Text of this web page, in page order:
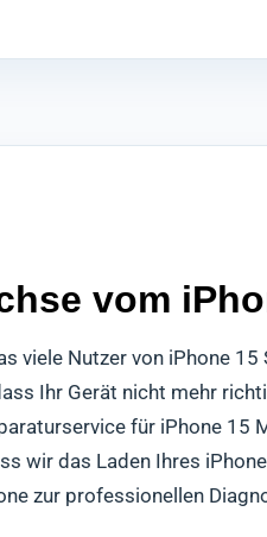
vom
viele Nutzer von iPhone
Ihr Gerät nicht mehr
für iPhone 15
wir das Laden Ihres
zur professionellen